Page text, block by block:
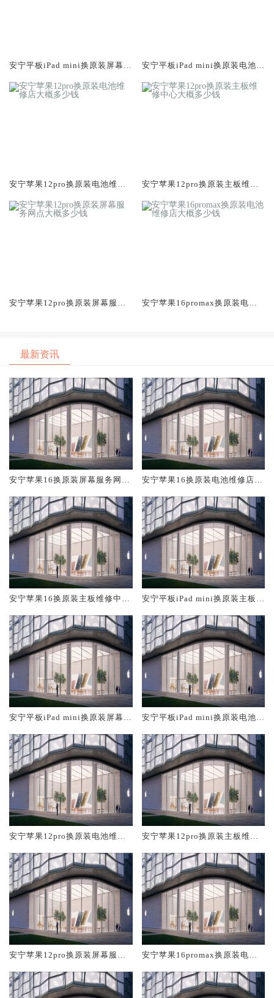
安宁平板iPad mini换原装屏幕服
安宁平板iPad mini换原装电池维
安宁苹果12pro换原装电池维修
安宁苹果12pro换原装主板维修
安宁苹果12pro换原装屏幕服务
安宁苹果16promax换原装电池
最新资讯
安宁苹果16换原装屏幕服务网点
安宁苹果16换原装电池维修店大
安宁苹果16换原装主板维修中心
安宁平板iPad mini换原装主板维
安宁平板iPad mini换原装屏幕服
安宁平板iPad mini换原装电池维
安宁苹果12pro换原装电池维修
安宁苹果12pro换原装主板维修
安宁苹果12pro换原装屏幕服务
安宁苹果16promax换原装电池